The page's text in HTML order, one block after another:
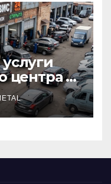
центра в